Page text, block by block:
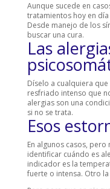
Aunque sucede en
tratamientos hoy en
Desde manejo de los
buscar una cura.
Las
Díselo a cualquiera
resfriado intenso que
alergias son una
si no se trata.
Esos
En algunos casos,
identificar cuándo es
indicador es la
fuerte o intensa. Otro